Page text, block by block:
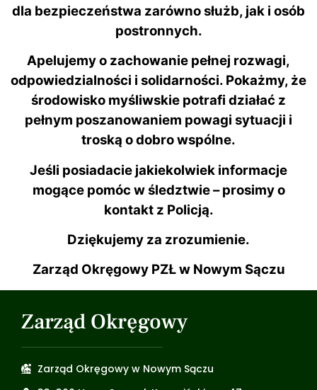
dla bezpieczeństwa zarówno służb, jak i osób
postronnych.
Apelujemy o zachowanie pełnej rozwagi,
odpowiedzialności i solidarności. Pokażmy, że
środowisko myśliwskie potrafi działać z
pełnym poszanowaniem powagi sytuacji i
troską o dobro wspólne.
Jeśli posiadacie jakiekolwiek informacje
mogące pomóc w śledztwie – prosimy o
kontakt z Policją.
Dziękujemy za zrozumienie.
Zarząd Okręgowy PZŁ w Nowym Sączu
Zarząd Okręgowy
Zarząd Okręgowy w Nowym Sączu